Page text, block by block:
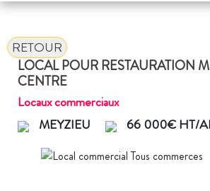
RETOUR
LOCAL POUR RESTAURATION
CENTRE
Locaux commerciaux
MEYZIEU
66 000€ HT/